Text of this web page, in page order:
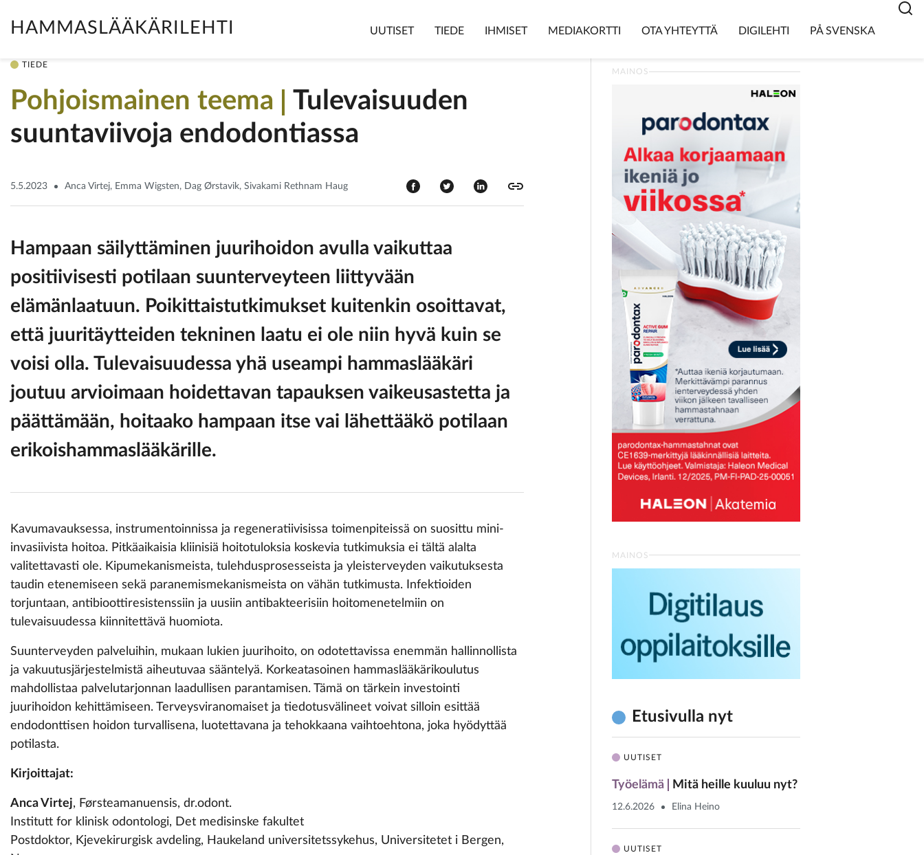
HAMMASLÄÄKÄRILEHTI UUTISET TIEDE IHMISET MEDIAKORTTI OTA YHTEYTTÄ DIGILEHTI PÅ SVENSKA
TIEDE
Pohjoismainen teema
Tulevaisuuden
suunta­viivoja endodontiassa
5.5.2023 Anca Virtej, Emma Wigsten, Dag Ørstavik, Sivakami Rethnam Haug
Hampaan säilyttäminen juurihoidon avulla vaikuttaa
positiivisesti potilaan suunterveyteen liittyvään
elämänlaatuun. Poikittaistutkimukset kuitenkin osoittavat,
että juuritäytteiden tekninen laatu ei ole niin hyvä kuin se
voisi olla. Tulevaisuudessa yhä useampi hammaslääkäri
joutuu arvioimaan hoidettavan tapauksen vaikeusastetta ja
päättämään, hoitaako hampaan itse vai lähettääkö potilaan
erikoishammaslääkärille.
Kavumavauksessa, instrumentoinnissa ja regeneratiivisissa toimenpiteissä on suosittu mini-
invasiivista hoitoa. Pitkäaikaisia kliinisiä hoitotuloksia koskevia tutkimuksia ei tältä alalta
valitettavasti ole. Kipumekanismeista, tulehdusprosesseista ja yleisterveyden vaikutuksesta
taudin etenemiseen sekä paranemismekanismeista on vähän tutkimusta. Infektioiden
torjuntaan, antibioottiresistenssiin ja uusiin antibakteerisiin hoitomenetelmiin on
tulevaisuudessa kiinnitettävä huomiota.
Suunterveyden palveluihin, mukaan lukien juurihoito, on odotettavissa enemmän hallinnollista
ja vakuutusjärjestelmistä aiheutuvaa sääntelyä. Korkeatasoinen hammaslääkärikoulutus
mahdollistaa palvelutarjonnan laadullisen parantamisen. Tämä on tärkein investointi
juurihoidon kehittämiseen. Terveysviranomaiset ja tiedotusvälineet voivat silloin esittää
endodonttisen hoidon turvallisena, luotettavana ja tehokkaana vaihtoehtona, joka hyödyttää
potilasta.
Kirjoittajat:
Anca Virtej, Førsteamanuensis, dr.odont.
Institutt for klinisk odontologi, Det medisinske fakultet
Postdoktor, Kjevekirurgisk avdeling, Haukeland universitetssykehus, Universitetet i Bergen,
MAINOS
MAINOS
Etusivulla nyt
UUTISET
Työelämä Mitä heille kuuluu nyt?
12.6.2026 Elina Heino
UUTISET